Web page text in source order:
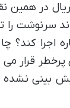
در همین
سرنوشت را
اجرا کند؟
پرخطر قرار
بینی نشده